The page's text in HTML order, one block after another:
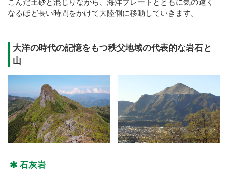
こんだ土砂と混じりながら、海洋プレートとともに気の遠く
なるほど長い時間をかけて大陸側に移動していきます。
大洋の時代の記憶をもつ秩父地域の代表的な岩石と
山
石灰岩